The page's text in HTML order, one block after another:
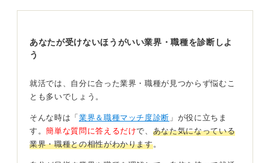
ん。
上がりにくい一番大きな理由だと考えられます。
いる
現在、業界の構造は「大手か中小か」というよりも、
あなたが受けないほうがいい業界・職種を診断しよ
う
就活では、自分に合った業界・職種が見つからず悩むこ
とも多いでしょう。
そんな時は「 業界＆職種マッチ度診断 」が役に立ちま
す。簡単な質問に答えるだけで、 あなた気になっている
業界・職種との相性がわかります。